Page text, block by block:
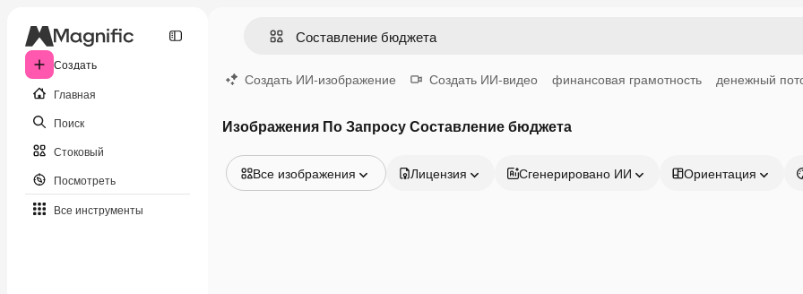
Создать
Главная
Поиск
Стоковый
Посмотреть
Все инструменты
Создать ИИ-изображение Создать ИИ-видео финансовая грамотность денежный
Изображения По Запросу Составление бюджета
Все изображения Лицензия Сгенерировано ИИ Ориентация